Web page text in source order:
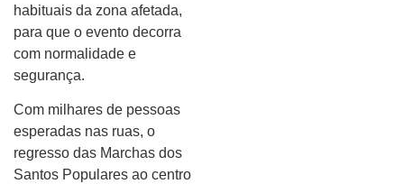
habituais da zona afetada,
para que o evento decorra
com normalidade e
segurança.
Com milhares de pessoas
esperadas nas ruas, o
regresso das Marchas dos
Santos Populares ao centro